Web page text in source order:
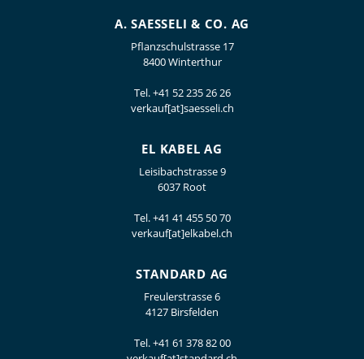
A. SAESSELI & CO. AG
Pflanzschulstrasse 17
8400 Winterthur
Tel.+41 52 235 26 26
verkauf[at]saesseli.ch
EL KABEL AG
Leisibachstrasse 9
6037 Root
Tel.+41 41 455 50 70
verkauf[at]elkabel.ch
STANDARD AG
Freulerstrasse 6
4127 Birsfelden
Tel.+41 61 378 82 00